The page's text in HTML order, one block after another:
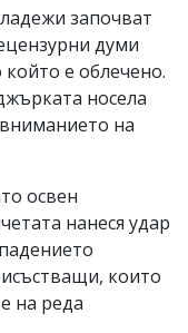
започват
думи
е облечено.
носела
на
освен
нанеся удар
които
на реда